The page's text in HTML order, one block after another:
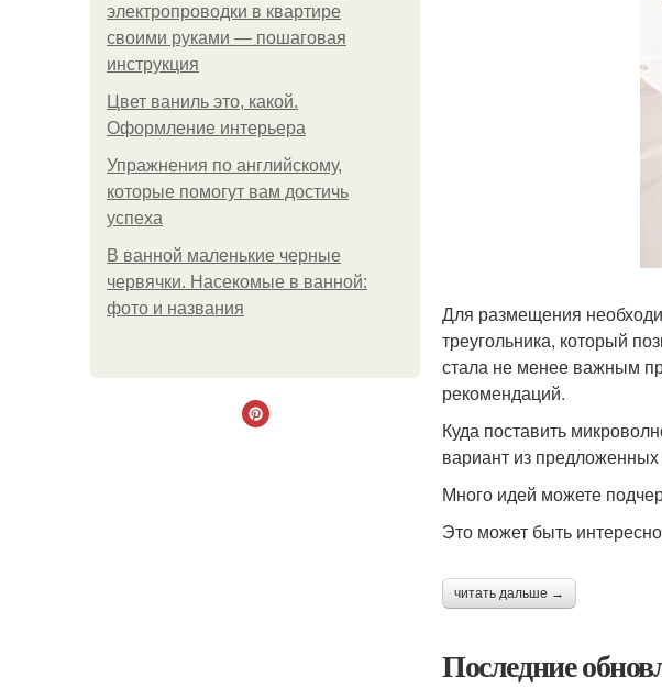
электропроводки в квартире
своими руками — пошаговая
инструкция
Цвет ваниль это, какой.
Оформление интерьера
Упражнения по английскому,
которые помогут вам достичь
успеха
В ванной маленькие черные
червячки. Насекомые в ванной:
фото и названия
Для размещения
треугольника, который
стала не менее важным
рекомендаций.
Куда поставить
вариант из
Много идей можете
Это может быть
читать дальше →
Последние